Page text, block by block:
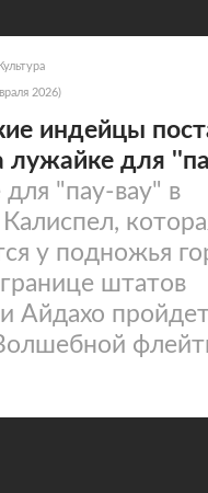
Культура
2026)
индейцы
лужайке для
"пау-вау" в
у подножья
штатов
Айдахо